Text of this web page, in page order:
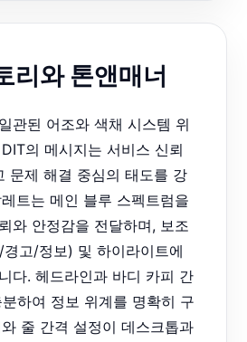
리와 톤앤매너
관된 어조와 색채 시스템 위
의 메시지는 서비스 신뢰
문제 해결 중심의 태도를 강
트는 메인 블루 스펙트럼을
와 안정감을 전달하며, 보조
고/정보) 및 하이라이트에
다. 헤드라인과 바디 카피 간
하여 정보 위계를 명확히 구
줄 간격 설정이 데스크톱과